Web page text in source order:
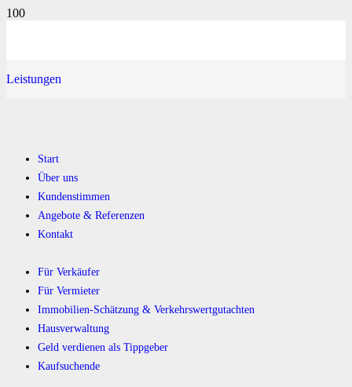
Leistungen
Start
Über uns
Kundenstimmen
Angebote & Referenzen
Kontakt
Für Verkäufer
Für Vermieter
Immobilien-Schätzung & Verkehrswertgutachten
Hausverwaltung
Geld verdienen als Tippgeber
Kaufsuchende